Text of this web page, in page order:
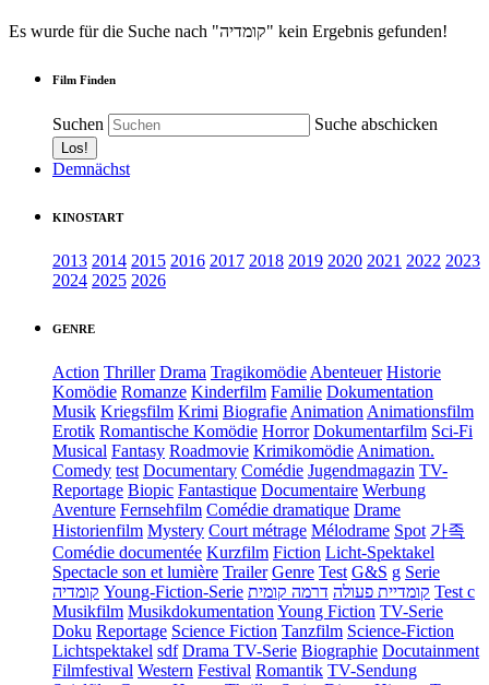
Es wurde für die Suche nach "קומדיה" kein Ergebnis gefunden!
Film Finden
Suchen Suche abschicken
Demnächst
KINOSTART
2013 2014 2015 2016 2017 2018 2019 2020 2021 2022 2023
2024 2025 2026
GENRE
Action Thriller Drama Tragikomödie Abenteuer Historie
Komödie Romanze Kinderfilm Familie Dokumentation
Musik Kriegsfilm Krimi Biografie Animation Animationsfilm
Erotik Romantische Komödie Horror Dokumentarfilm Sci-Fi
Musical Fantasy Roadmovie Krimikomödie Animation.
Comedy test Documentary Comédie Jugendmagazin TV-
Reportage Biopic Fantastique Documentaire Werbung
Aventure Fernsehfilm Comédie dramatique Drame
Historienfilm Mystery Court métrage Mélodrame Spot 가족
Comédie documentée Kurzfilm Fiction Licht-Spektakel
Spectacle son et lumière Trailer Genre Test G&S g Serie
קומדיה Young-Fiction-Serie קומדיית פעולה דרמה קומית
Test c
Musikfilm Musikdokumentation Young Fiction TV-Serie
Doku Reportage Science Fiction Tanzfilm Science-Fiction
Lichtspektakel sdf Drama TV-Serie Biographie Docutainment
Filmfestival Western Festival Romantik TV-Sendung